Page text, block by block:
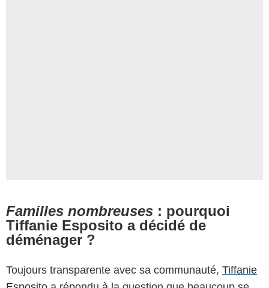
Familles nombreuses : pourquoi
Tiffanie Esposito a décidé de
déménager ?
Toujours transparente avec sa communauté, Tiffanie